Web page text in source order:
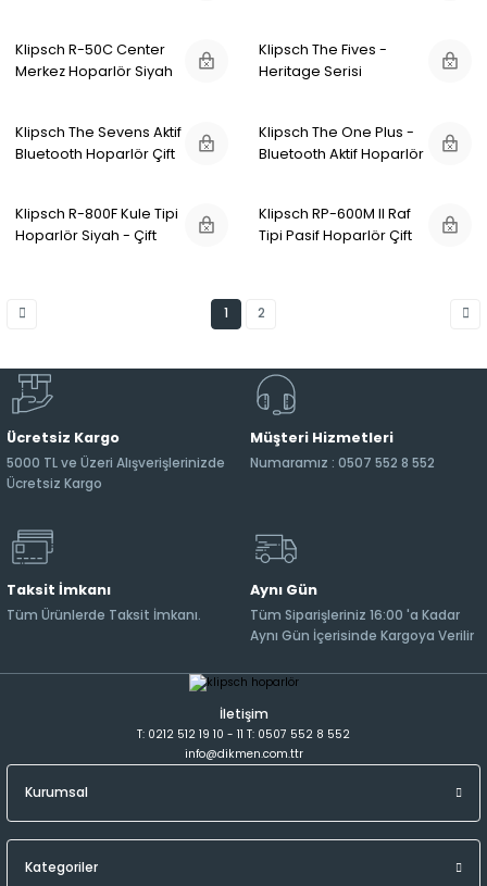
Klipsch R-50C Center
Merkez Hoparlör Siyah
Klipsch The Fives -
Heritage Serisi
Klipsch The Sevens Aktif
Bluetooth Hoparlör Çift
Klipsch The One Plus -
Bluetooth Aktif Hoparlör
Klipsch R-800F Kule Tipi
Hoparlör Siyah - Çift
Klipsch RP-600M II Raf
Tipi Pasif Hoparlör Çift
1 2
Ücretsiz Kargo
5000 TL ve Üzeri Alışverişlerinizde
Ücretsiz Kargo
Müşteri Hizmetleri
Numaramız : 0507 552 8 552
Taksit İmkanı
Tüm Ürünlerde Taksit İmkanı.
Aynı Gün
Tüm Siparişleriniz 16:00 'a Kadar
Aynı Gün İçerisinde Kargoya Verilir
İletişim
T: 0212 512 19 10 - 11 T: 0507 552 8 552
info@dikmen.com.ttr
Kurumsal
Kategoriler